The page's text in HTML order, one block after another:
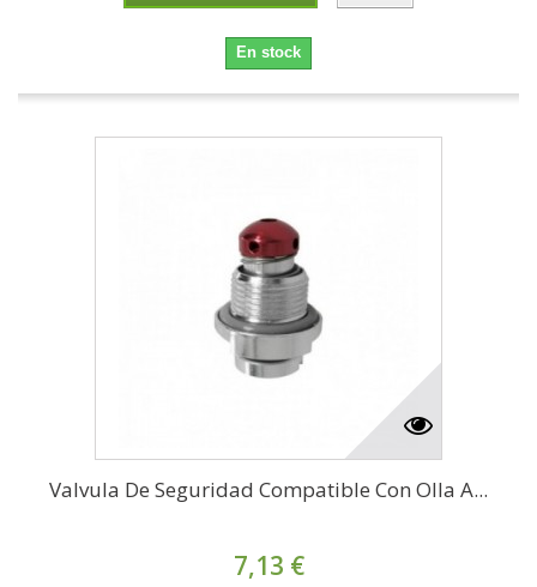
En stock
Valvula De Seguridad Compatible Con Olla A...
7,13 €